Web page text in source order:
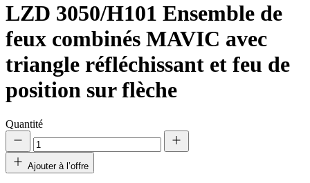
LZD 3050/H101 Ensemble de
feux combinés MAVIC avec
triangle réfléchissant et feu de
position sur flèche
Quantité
Ajouter à l’offre